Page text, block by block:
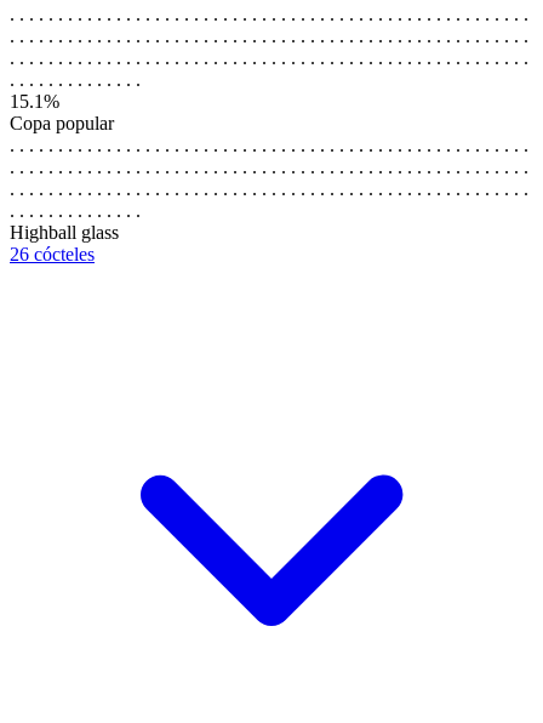
. . . . . . . . . . . . . . . . . . . . . . . . . . . . . . . . . . . . . . . . . . . . . . . . . . . . . .
. . . . . . . . . . . . . . . . . . . . . . . . . . . . . . . . . . . . . . . . . . . . . . . . . . . . . .
. . . . . . . . . . . . . . . . . . . . . . . . . . . . . . . . . . . . . . . . . . . . . . . . . . . . . .
. . . . . . . . . . . . . .
15.1%
Copa popular
. . . . . . . . . . . . . . . . . . . . . . . . . . . . . . . . . . . . . . . . . . . . . . . . . . . . . .
. . . . . . . . . . . . . . . . . . . . . . . . . . . . . . . . . . . . . . . . . . . . . . . . . . . . . .
. . . . . . . . . . . . . . . . . . . . . . . . . . . . . . . . . . . . . . . . . . . . . . . . . . . . . .
. . . . . . . . . . . . . .
Highball glass
26 cócteles